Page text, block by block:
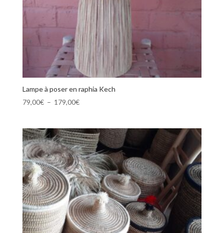
Lampe à poser en raphia Kech
79,00€ – 179,00€Plage
79,00€
à
179,00€